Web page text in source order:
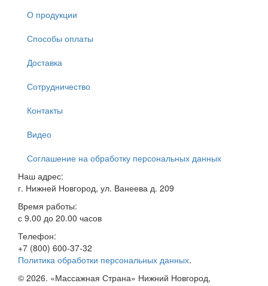
О продукции
Способы оплаты
Доставка
Сотрудничество
Контакты
Видео
Соглашение на обработку персональных данных
Наш адрес:
г. Нижней Новгород, ул. Ванеева д. 209
Время работы:
с 9.00 до 20.00 часов
Телефон:
+7 (800) 600-37-32
Политика обработки персональных данных.
© 2026. «Массажная Страна» Нижний Новгород,